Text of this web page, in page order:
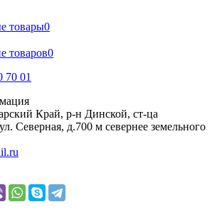
товары0
товаров0
70 01
Край, р-н Динской, ст-ца
Северная, д.700 м севернее земельного